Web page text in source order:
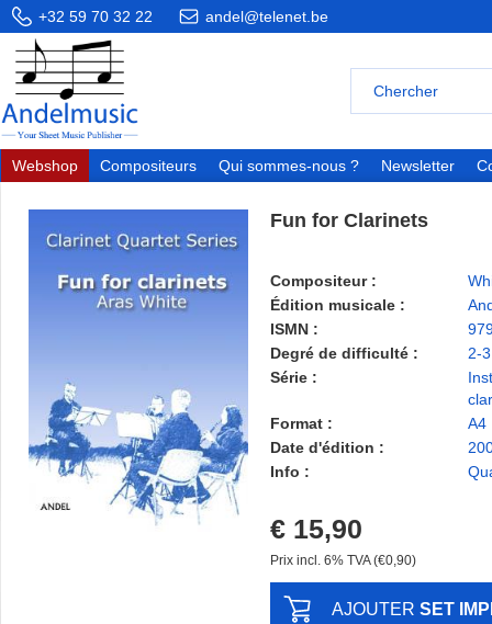
+32 59 70 32 22 andel@telenet.be
Webshop Compositeurs Qui sommes-nous ? Newsletter
Fun for Clarinets
Compositeur :
Édition musicale :
ISMN :
Degré de difficulté :
2-3
Série :
Format :
A4
Date d'édition :
Info :
€ 15,90
Prix ​​incl. 6% TVA (€0,90)
AJOUTER SET